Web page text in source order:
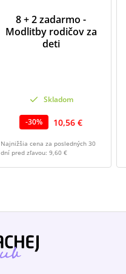
8 + 2 zadarmo -
Modlitby rodičov za
deti
Skladom
-30% 10,56 €
Najnižšia cena za posledných 30
dní pred zľavou: 9,60 €